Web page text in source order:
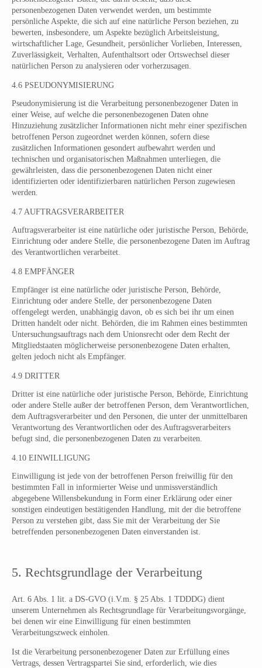
personenbezogenen Daten verwendet werden, um bestimmte
persönliche Aspekte, die sich auf eine natürliche Person beziehen, zu
bewerten, insbesondere, um Aspekte bezüglich Arbeitsleistung,
wirtschaftlicher Lage, Gesundheit, persönlicher Vorlieben, Interessen,
Zuverlässigkeit, Verhalten, Aufenthaltsort oder Ortswechsel dieser
natürlichen Person zu analysieren oder vorherzusagen.
4.6 PSEUDONYMISIERUNG
Pseudonymisierung ist die Verarbeitung personenbezogener Daten in
einer Weise, auf welche die personenbezogenen Daten ohne
Hinzuziehung zusätzlicher Informationen nicht mehr einer spezifischen
betroffenen Person zugeordnet werden können, sofern diese
zusätzlichen Informationen gesondert aufbewahrt werden und
technischen und organisatorischen Maßnahmen unterliegen, die
gewährleisten, dass die personenbezogenen Daten nicht einer
identifizierten oder identifizierbaren natürlichen Person zugewiesen
werden.
4.7 AUFTRAGSVERARBEITER
Auftragsverarbeiter ist eine natürliche oder juristische Person, Behörde,
Einrichtung oder andere Stelle, die personenbezogene Daten im Auftrag
des Verantwortlichen verarbeitet.
4.8 EMPFÄNGER
Empfänger ist eine natürliche oder juristische Person, Behörde,
Einrichtung oder andere Stelle, der personenbezogene Daten
offengelegt werden, unabhängig davon, ob es sich bei ihr um einen
Dritten handelt oder nicht. Behörden, die im Rahmen eines bestimmten
Untersuchungsauftrags nach dem Unionsrecht oder dem Recht der
Mitgliedstaaten möglicherweise personenbezogene Daten erhalten,
gelten jedoch nicht als Empfänger.
4.9 DRITTER
Dritter ist eine natürliche oder juristische Person, Behörde, Einrichtung
oder andere Stelle außer der betroffenen Person, dem Verantwortlichen,
dem Auftragsverarbeiter und den Personen, die unter der unmittelbaren
Verantwortung des Verantwortlichen oder des Auftragsverarbeiters
befugt sind, die personenbezogenen Daten zu verarbeiten.
4.10 EINWILLIGUNG
Einwilligung ist jede von der betroffenen Person freiwillig für den
bestimmten Fall in informierter Weise und unmissverständlich
abgegebene Willensbekundung in Form einer Erklärung oder einer
sonstigen eindeutigen bestätigenden Handlung, mit der die betroffene
Person zu verstehen gibt, dass Sie mit der Verarbeitung der Sie
betreffenden personenbezogenen Daten einverstanden ist.
5. Rechtsgrundlage der Verarbeitung
Art. 6 Abs. 1 lit. a DS-GVO (i.V.m. § 25 Abs. 1 TDDDG) dient
unserem Unternehmen als Rechtsgrundlage für Verarbeitungsvorgänge,
bei denen wir eine Einwilligung für einen bestimmten
Verarbeitungszweck einholen.
Ist die Verarbeitung personenbezogener Daten zur Erfüllung eines
Vertrags, dessen Vertragspartei Sie sind, erforderlich, wie dies